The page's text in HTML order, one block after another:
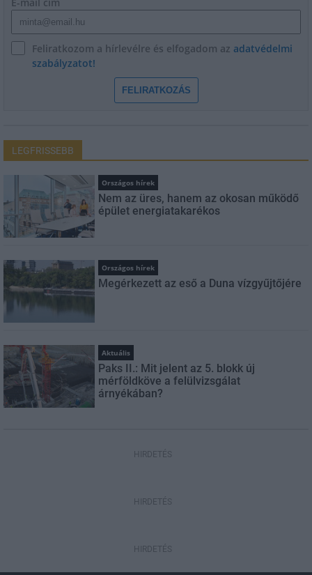
Feliratkozom a hírlevélre és elfogadom az adatvédelmi
szabályzatot!
FELIRATKOZÁS
LEGFRISSEBB
Országos hírek
Nem az üres, hanem az okosan működő
épület energiatakarékos
Országos hírek
Megérkezett az eső a Duna vízgyűjtőjére
Aktuális
Paks II.: Mit jelent az 5. blokk új
mérföldköve a felülvizsgálat
árnyékában?
HIRDETÉS
HIRDETÉS
HIRDETÉS